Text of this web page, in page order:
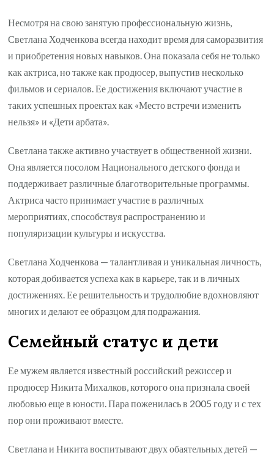
Несмотря на свою занятую профессиональную жизнь,
Светлана Ходченкова всегда находит время для саморазвития
и приобретения новых навыков. Она показала себя не только
как актриса, но также как продюсер, выпустив несколько
фильмов и сериалов. Ее достижения включают участие в
таких успешных проектах как «Место встречи изменить
нельзя» и «Дети арбата».
Светлана также активно участвует в общественной жизни.
Она является посолом Национального детского фонда и
поддерживает различные благотворительные программы.
Актриса часто принимает участие в различных
мероприятиях, способствуя распространению и
популяризации культуры и искусства.
Светлана Ходченкова — талантливая и уникальная личность,
которая добивается успеха как в карьере, так и в личных
достижениях. Ее решительность и трудолюбие вдохновляют
многих и делают ее образцом для подражания.
Семейный статус и дети
Ее мужем является известный российский режиссер и
продюсер Никита Михалков, которого она признала своей
любовью еще в юности. Пара поженилась в 2005 году и с тех
пор они проживают вместе.
Светлана и Никита воспитывают двух обаятельных детей —